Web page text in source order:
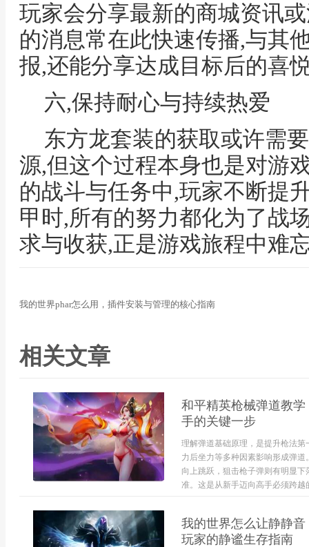
玩家会分享最新的商城资讯
的消息常在此快速传播,与其
报,还能分享达成目标后的喜
六,保持耐心与持续热爱
东方龙套装的获取或许需
源,但这个过程本身也是对游
的战斗与任务中,玩家不断提
甲时,所有的努力都化为了战
求与收获,正是游戏旅程中难
我的世界phar怎么用，插件安装与管理的核心指南
相关文章
和平精英枪械弹道教
手的关键一步
理解弹道基础原理，是提升枪法
力后坐力等多种因素影响形成弹
向上跳跃，狙击枪子弹则有明显
准。这是从新手迈向高手必须跨
我的世界怎么让静静
玩家的静谧生存指南